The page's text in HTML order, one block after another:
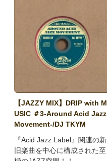
【JAZZY MIX】DRIP with M
USIC ＃3-Around Acid Jazz
Movement-/DJ TKYM
『Acid Jazz Label』関連の新
旧楽曲を中心に構成された至